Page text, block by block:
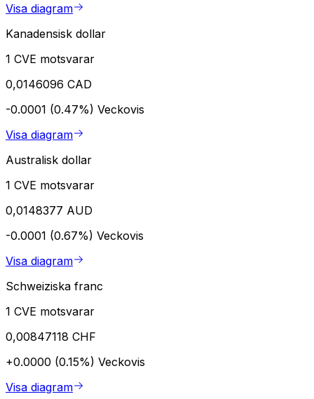
Visa diagram
Kanadensisk dollar
1 CVE motsvarar
0,0146096 CAD
-0.0001 (0.47%) Veckovis
Visa diagram
Australisk dollar
1 CVE motsvarar
0,0148377 AUD
-0.0001 (0.67%) Veckovis
Visa diagram
Schweiziska franc
1 CVE motsvarar
0,00847118 CHF
+0.0000 (0.15%) Veckovis
Visa diagram